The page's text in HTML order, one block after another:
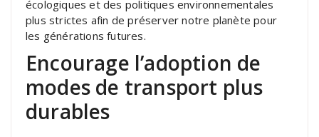
écologiques et des politiques environnementales
plus strictes afin de préserver notre planète pour
les générations futures.
Encourage l’adoption de
modes de transport plus
durables